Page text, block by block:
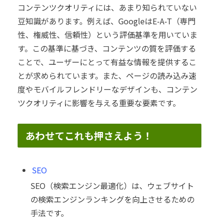
コンテンツクオリティには、あまり知られていない
豆知識があります。例えば、GoogleはE-A-T（専門
性、権威性、信頼性）という評価基準を用いていま
す。この基準に基づき、コンテンツの質を評価する
ことで、ユーザーにとって有益な情報を提供するこ
とが求められています。また、ページの読み込み速
度やモバイルフレンドリーなデザインも、コンテン
ツクオリティに影響を与える重要な要素です。
あわせてこれも押さえよう！
SEO
SEO（検索エンジン最適化）は、ウェブサイト
の検索エンジンランキングを向上させるための
手法です。